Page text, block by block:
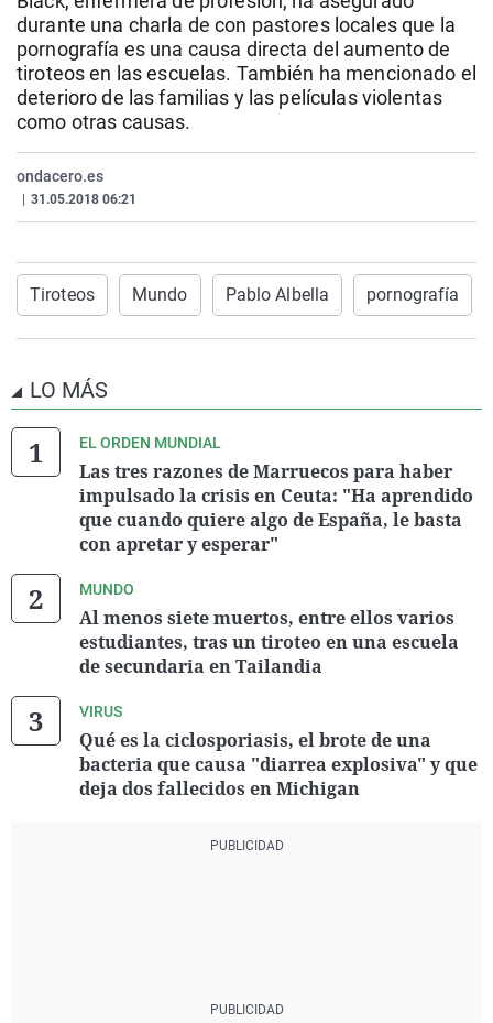
La rosa de los vientos
Gente viajera
Como el perro y el
Caso
Retornados
Equipo de
Extremadura
Galicia
La Rioja
Virales
Televisión
Elecciones
durante una charla de con pastores locales que la
pornografía es una causa directa del aumento de
tiroteos en las escuelas. También ha mencionado el
deterioro de las familias y las películas violentas
como otras causas.
ondacero.es
31.05.2018 06:21
Tiroteos Mundo Pablo Albella pornografía
LO MÁS
EL ORDEN MUNDIAL
Las tres razones de Marruecos para haber
impulsado la crisis en Ceuta: "Ha aprendido
que cuando quiere algo de España, le basta
con apretar y esperar"
MUNDO
Al menos siete muertos, entre ellos varios
estudiantes, tras un tiroteo en una escuela
de secundaria en Tailandia
VIRUS
Qué es la ciclosporiasis, el brote de una
bacteria que causa "diarrea explosiva" y que
deja dos fallecidos en Michigan